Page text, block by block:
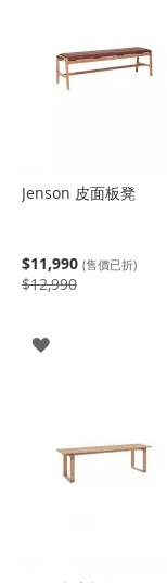
Jenson 皮面板凳
$11,990 (售價已折)
$12,990
登